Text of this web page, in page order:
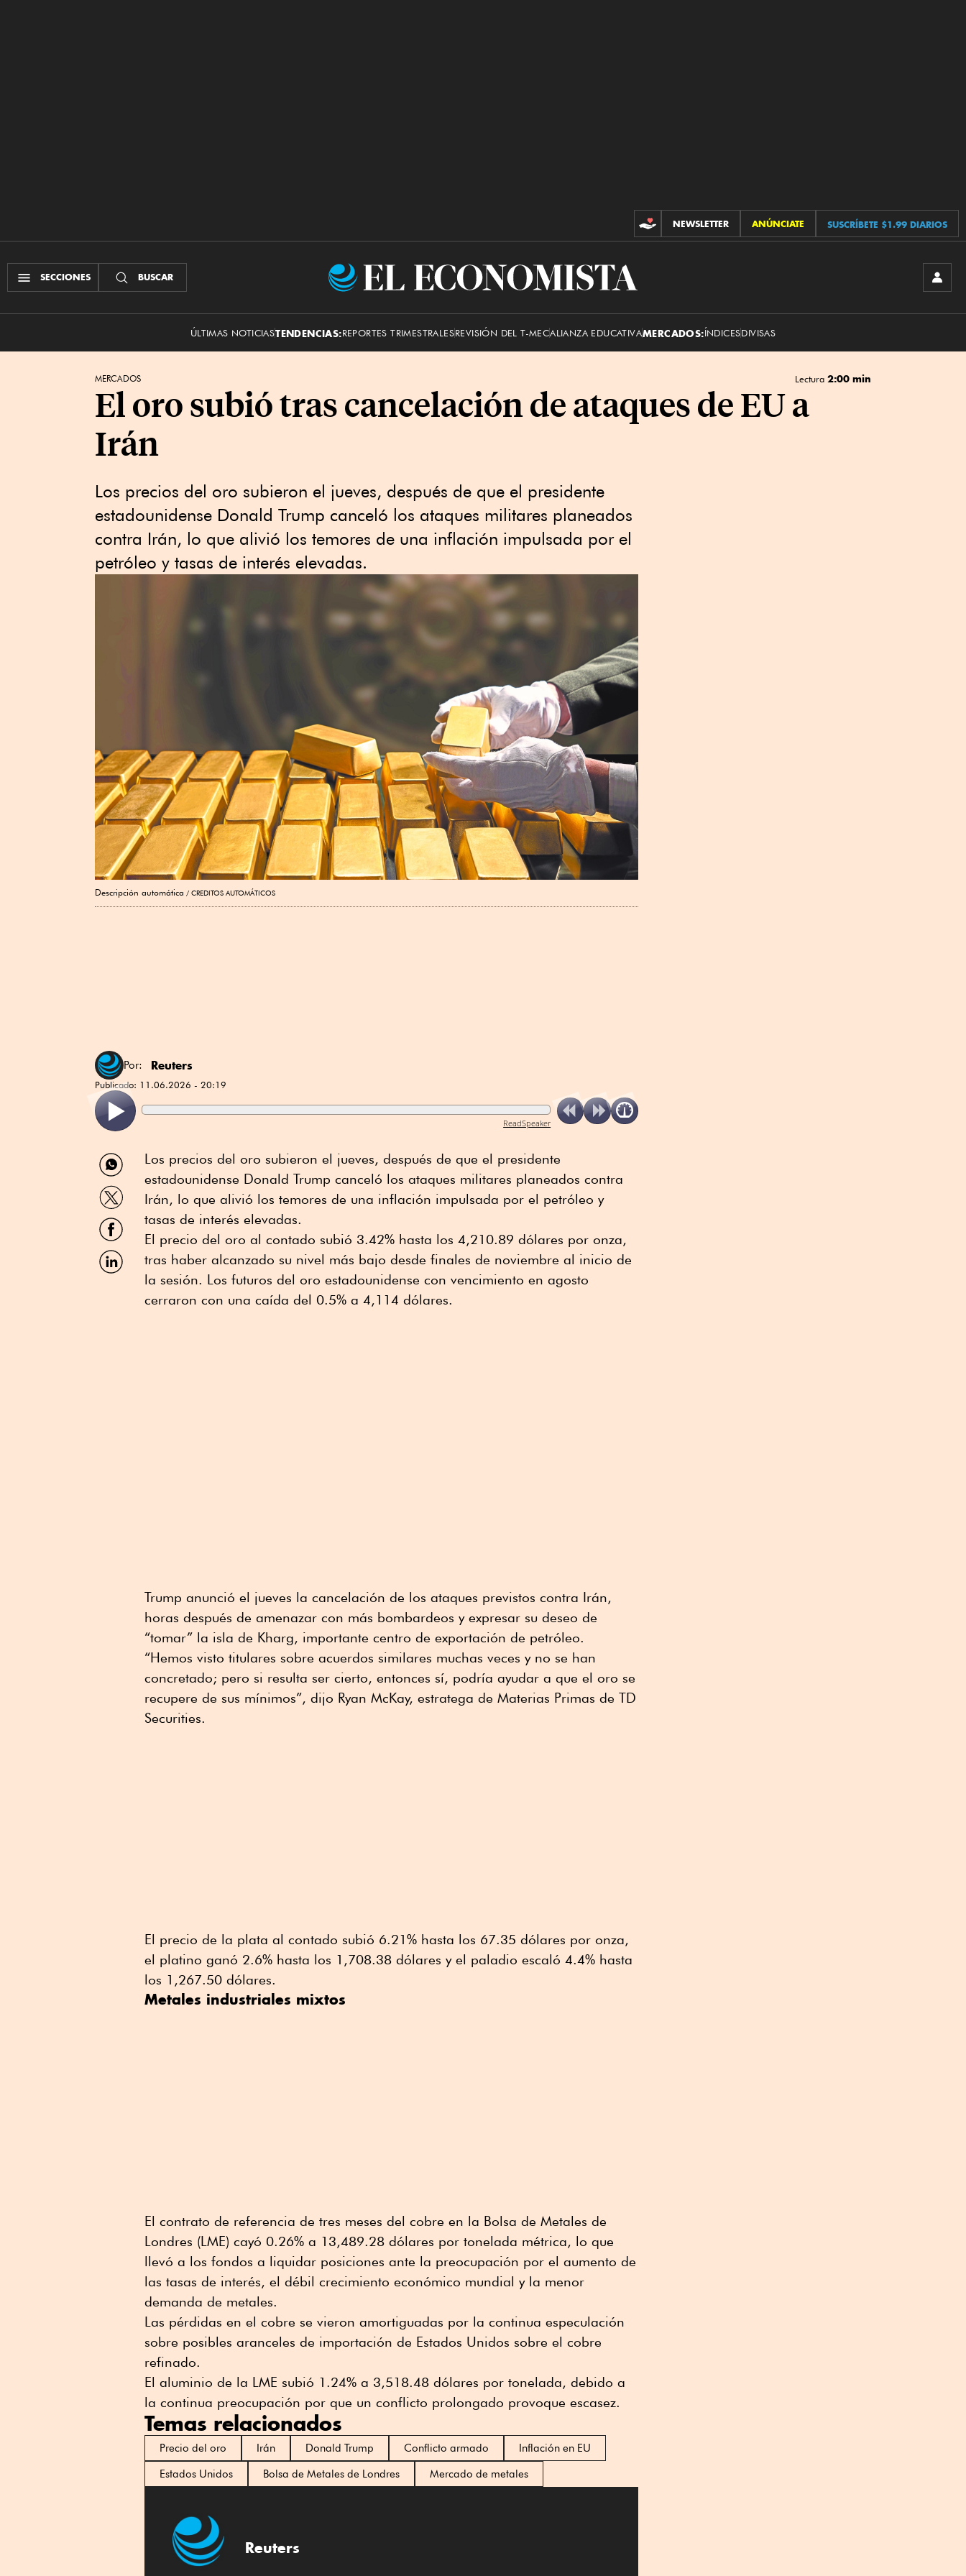
CONTRIBUCIONES
NEWSLETTER ANÚNCIATE SUSCRÍBETE $1.99 DIARIOS
SECCIONES BUSCAR
El
ÚLTIMAS NOTICIASTENDENCIAS:REPORTES TRIMESTRALESREVISIÓN DEL T-MECALIANZA EDUCATIVAMERCADOS:ÍNDICESDIVISAS
MERCADOS Lectura 2:00 min
El oro subió tras cancelación de ataques de EU a
Irán
Los precios del oro subieron el jueves, después de que el presidente
estadounidense Donald Trump canceló los ataques militares planeados
contra Irán, lo que alivió los temores de una inflación impulsada por el
petróleo y tasas de interés elevadas.
Descripción automática CREDITOS AUTOMÁTICOS
Por: Reuters
Publicado: 11.06.2026 - 20:19
ReadSpeaker
Compartir
por
WhatsApp
Compartir
por
Twitter
Compartir
por
Facebook
Compartir
por
Los precios del oro subieron el jueves, después de que el presidente
estadounidense Donald Trump canceló los ataques militares planeados contra
Irán, lo que alivió los temores de una inflación impulsada por el petróleo y
tasas de interés elevadas.
El precio del oro al contado subió 3.42% hasta los 4,210.89 dólares por onza,
tras haber alcanzado su nivel más bajo desde finales de noviembre al inicio de
la sesión. Los futuros del oro estadounidense con vencimiento en agosto
cerraron con una caída del 0.5% a 4,114 dólares.
Trump anunció el jueves la cancelación de los ataques previstos contra Irán,
horas después de amenazar con más bombardeos y expresar su deseo de
“tomar” la isla de Kharg, importante centro de exportación de petróleo.
“Hemos visto titulares sobre acuerdos similares muchas veces y no se han
concretado; pero si resulta ser cierto, entonces sí, podría ayudar a que el oro se
recupere de sus mínimos”, dijo Ryan McKay, estratega de Materias Primas de TD
Securities.
El precio de la plata al contado subió 6.21% hasta los 67.35 dólares por onza,
el platino ganó 2.6% hasta los 1,708.38 dólares y el paladio escaló 4.4% hasta
los 1,267.50 dólares.
Metales industriales mixtos
El contrato de referencia de tres meses del cobre en la Bolsa de Metales de
Londres (LME) cayó 0.26% a 13,489.28 dólares por tonelada métrica, lo que
llevó a los fondos a liquidar posiciones ante la preocupación por el aumento de
las tasas de interés, el débil crecimiento económico mundial y la menor
demanda de metales.
Las pérdidas en el cobre se vieron amortiguadas por la continua especulación
sobre posibles aranceles de importación de Estados Unidos sobre el cobre
refinado.
El aluminio de la LME subió 1.24% a 3,518.48 dólares por tonelada, debido a
la continua preocupación por que un conflicto prolongado provoque escasez.
Temas relacionados
Precio del oro Irán Donald Trump Conflicto armado
Inflación en EU
Estados Unidos
Bolsa de Metales de Londres Mercado de metales
Reuters